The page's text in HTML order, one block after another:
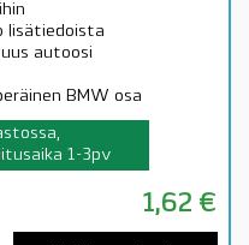
lisätiedoista
autoosi
BMW osa
1-3pv
1,62 €